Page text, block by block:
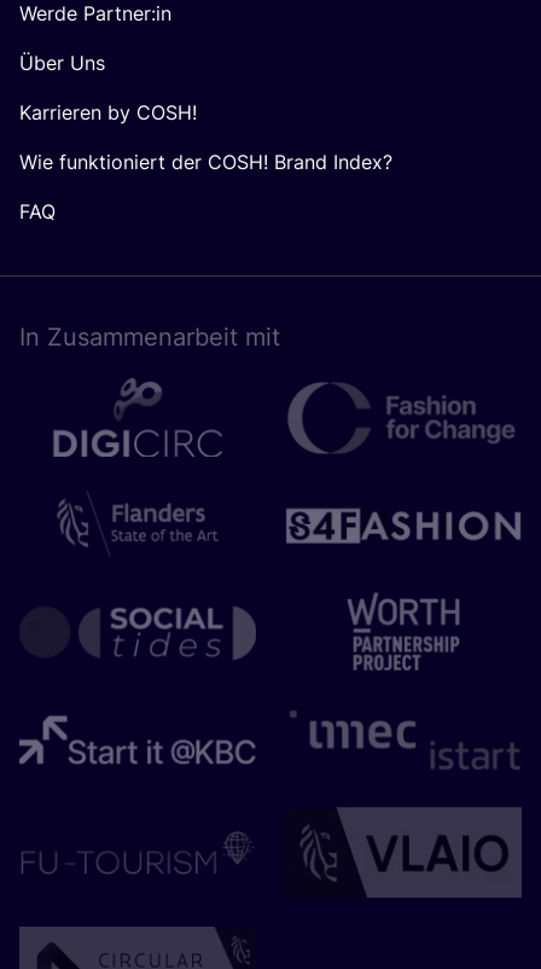
Werde Partner:in
Über Uns
Karrieren by COSH!
Wie funktioniert der COSH! Brand Index?
FAQ
In Zusam­men­ar­beit mit